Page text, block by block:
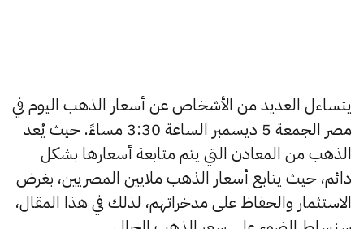
يتساءل العديد من الأشخاص عن أسعار الذهب اليوم في
مصر الجمعة 5 ديسمبر الساعة 3:30 مساءً. حيث يُعد
الذهب من المعادن التي يتم متابعة أسعارها بشكل
دائم، حيث يتابع أسعار الذهب ملايين المصريين، بغرض
الاستثمار والحفاظ على مدخراتهم، لذلك في هذا المقال،